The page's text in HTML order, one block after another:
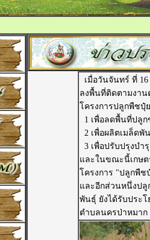
เมื่อวันจันทร์ ที่
ลงพื้นที่ติดตามงาน
โครงการปลูกพืชปุ๋
1 เพื่อลดพื้นที่ปลูก
2 เพื่อผลิตเมล็ดพั
3 เพื่อปรับปรุงบำ
และในขณะนี้เกษ
โครงการ "ปลูกพื
และอีกส่วนหนึ่งปลู
พันธุ์ ยังได้รับประ
ตำบลนครป่าหมาก